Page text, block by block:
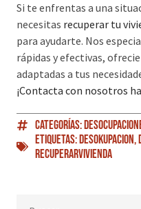
Si te enfrentas a una
necesitas recuperar tu
para ayudarte. Nos
rápidas y efectivas,
adaptadas a tus
¡Contacta con nosotros
Categorías:
Etiquetas:Desokupacion,
RecuperarVivienda